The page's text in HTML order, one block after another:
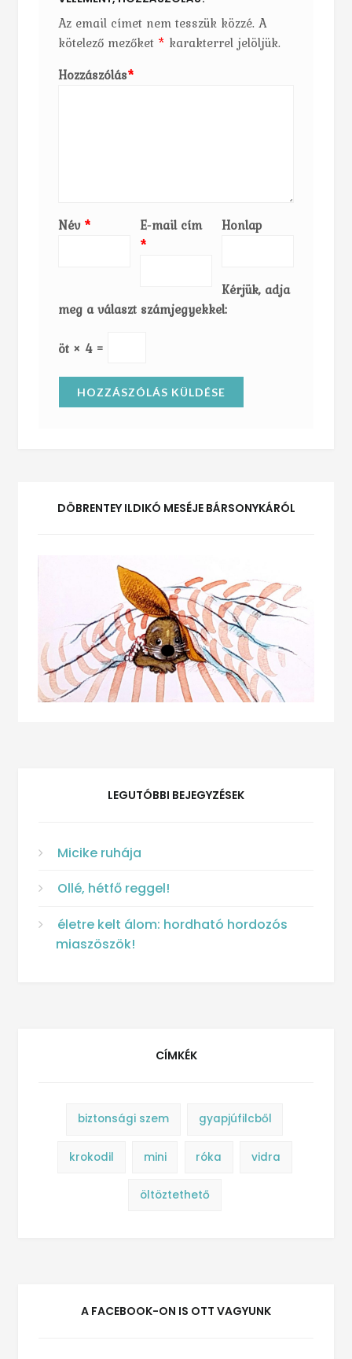
Az email címet nem tesszük közzé. A
kötelező mezőket * karakterrel jelöljük.
Hozzászólás*
Név *
E-mail cím
*
Honlap
Kérjük, adja
meg a választ számjegyekkel:
öt × 4 =
DÖBRENTEY ILDIKÓ MESÉJE BÁRSONYKÁRÓL
LEGUTÓBBI BEJEGYZÉSEK
Micike ruhája
Ollé, hétfő reggel!
életre kelt álom: hordható hordozós
miaszöszök!
CÍMKÉK
biztonsági szem gyapjúfilcből
krokodil mini róka vidra
öltöztethető
A FACEBOOK-ON IS OTT VAGYUNK